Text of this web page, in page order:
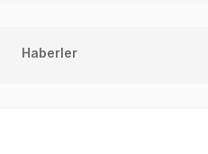
Haberler